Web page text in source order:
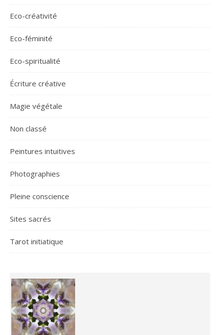
Eco-créativité
Eco-féminité
Eco-spiritualité
Écriture créative
Magie végétale
Non classé
Peintures intuitives
Photographies
Pleine conscience
Sites sacrés
Tarot initiatique